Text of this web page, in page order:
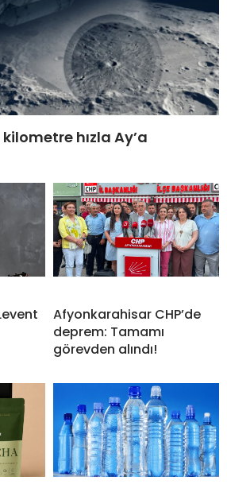
hızla Ay’a
Afyonkarahisar CHP’de
deprem: Tamamı
görevden alındı!